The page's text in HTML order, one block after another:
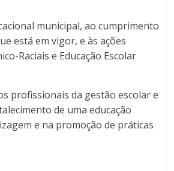
municipal, ao cumprimento
está em vigor, e às ações
Raciais e Educação Escolar
profissionais da gestão escolar e
de uma educação
e na promoção de práticas